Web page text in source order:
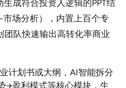
成符合投资人逻辑的PPT结
场分析），内置上百个专
团队快速输出高转化率商业
计划书或大纲，AI智能拆分
→盈利模式等核心模块，生